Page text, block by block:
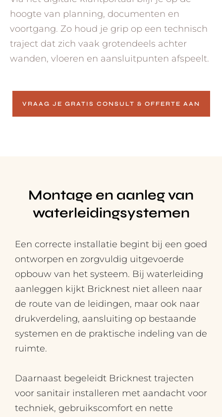
hoogte van planning, documenten en
voortgang. Zo houd je grip op een technisch
traject dat zich vaak grotendeels achter
wanden, vloeren en aansluitpunten afspeelt.
VRAAG JE GRATIS CONSULT & OFFERTE AAN
Montage en aanleg van
waterleidingsystemen
Een correcte installatie begint bij een goed
ontworpen en zorgvuldig uitgevoerde
opbouw van het systeem. Bij waterleiding
aanleggen kijkt Bricknest niet alleen naar
de route van de leidingen, maar ook naar
drukverdeling, aansluiting op bestaande
systemen en de praktische indeling van de
ruimte.
Daarnaast begeleidt Bricknest trajecten
voor sanitair installeren met aandacht voor
techniek, gebruikscomfort en nette